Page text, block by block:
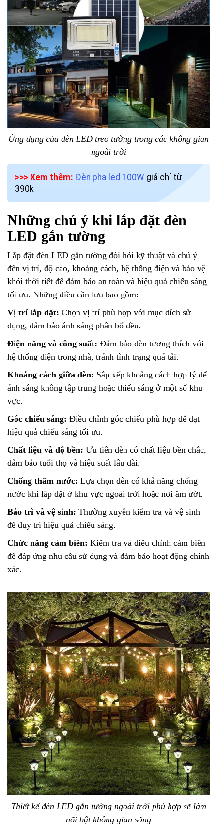
Ứng dụng của đèn LED treo tường trong các không gian
ngoài trời
>>> Xem thêm: Đèn pha led 100W giá chỉ từ
390k
Những chú ý khi lắp đặt đèn
LED gắn tường
Lắp đặt đèn LED gắn tường đòi hỏi kỹ thuật và chú ý
đến vị trí, độ cao, khoảng cách, hệ thống điện và bảo vệ
khỏi thời tiết để đảm bảo an toàn và hiệu quả chiếu sáng
tối ưu. Những điều cần lưu bao gồm:
Vị trí lắp đặt: Chọn vị trí phù hợp với mục đích sử
dụng, đảm bảo ánh sáng phân bổ đều.
Điện năng và công suất: Đảm bảo đèn tương thích với
hệ thống điện trong nhà, tránh tình trạng quá tải.
Khoảng cách giữa đèn: Sắp xếp khoảng cách hợp lý để
ánh sáng không tập trung hoặc thiếu sáng ở một số khu
vực.
Góc chiếu sáng: Điều chỉnh góc chiếu phù hợp để đạt
hiệu quả chiếu sáng tối ưu.
Chất liệu và độ bền: Ưu tiên đèn có chất liệu bền chắc,
đảm bảo tuổi thọ và hiệu suất lâu dài.
Chống thấm nước: Lựa chọn đèn có khả năng chống
nước khi lắp đặt ở khu vực ngoài trời hoặc nơi ẩm ướt.
Bảo trì và vệ sinh: Thường xuyên kiểm tra và vệ sinh
để duy trì hiệu quả chiếu sáng.
Chức năng cảm biến: Kiểm tra và điều chỉnh cảm biến
để đáp ứng nhu cầu sử dụng và đảm bảo hoạt động chính
xác.
Thiết kế đèn LED gắn tường ngoài trời phù hợp sẽ làm
nổi bật không gian sống